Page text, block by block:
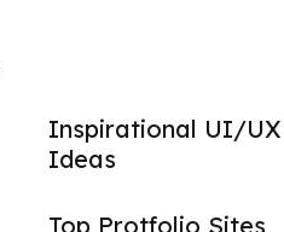
Inspirational UI/UX
Ideas
Top Protfolio Sites